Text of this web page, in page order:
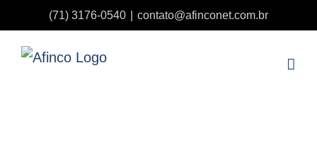
para
(71) 3176-0540 contato@afinconet.com.br